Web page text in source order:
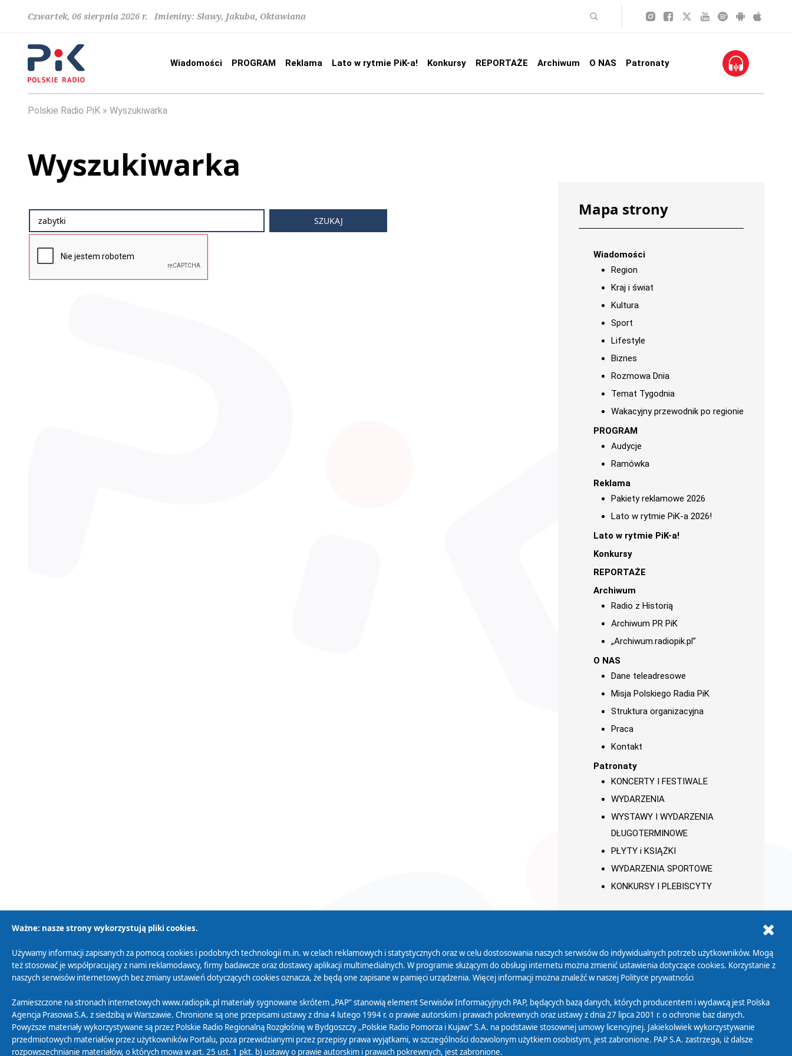
Czwartek, 06 sierpnia 2026 r. Imieniny: Sławy, Jakuba, Oktawiana
Wiadomości PROGRAM Reklama Lato w rytmie PiK-a! Konkursy REPORTAŻE Archiwum O NAS Patronaty
Polskie Radio PiK Wyszukiwarka
Wyszukiwarka
Mapa strony
Wiadomości
Region
Kraj i świat
Kultura
Sport
Lifestyle
Biznes
Rozmowa Dnia
Temat Tygodnia
Wakacyjny przewodnik po regionie
PROGRAM
Audycje
Ramówka
Reklama
Pakiety reklamowe 2026
Lato w rytmie PiK-a 2026!
Lato w rytmie PiK-a!
Konkursy
REPORTAŻE
Archiwum
Radio z Historią
Archiwum PR PiK
„Archiwum.radiopik.pl”
O NAS
Dane teleadresowe
Misja Polskiego Radia PiK
Struktura organizacyjna
Praca
Kontakt
Patronaty
KONCERTY I FESTIWALE
WYDARZENIA
WYSTAWY I WYDARZENIA
DŁUGOTERMINOWE
PŁYTY i KSIĄŻKI
WYDARZENIA SPORTOWE
KONKURSY I PLEBISCYTY
Polityka Prywatności Zasady korzystania z Serwisu
Organizacje Pożytku
Publicznego
Cyfryzacja DAB+
osobowych
Biuletyn Informacji
Publicznej
Ważne: nasze strony wykorzystują pliki cookies.
Używamy informacji zapisanych za pomocą cookies i podobnych technologii m.in. w celach reklamowych i statystycznych oraz w celu dostosowania naszych serwisów do indywidualnych potrzeb użytkowników. Mogą
też stosować je współpracujący z nami reklamodawcy, firmy badawcze oraz dostawcy aplikacji multimedialnych. W programie służącym do obsługi internetu można zmienić ustawienia dotyczące cookies. Korzystanie z
naszych serwisów internetowych bez zmiany ustawień dotyczących cookies oznacza, że będą one zapisane w pamięci urządzenia. Więcej informacji można znaleźć w naszej Polityce prywatności
Zamieszczone na stronach internetowych www.radiopik.pl materiały sygnowane skrótem „PAP” stanowią element Serwisów Informacyjnych PAP, będących bazą danych, których producentem i wydawcą jest Polska
Agencja Prasowa S.A. z siedzibą w Warszawie. Chronione są one przepisami ustawy z dnia 4 lutego 1994 r. o prawie autorskim i prawach pokrewnych oraz ustawy z dnia 27 lipca 2001 r. o ochronie baz danych.
Powyższe materiały wykorzystywane są przez Polskie Radio Regionalną Rozgłośnię w Bydgoszczy „Polskie Radio Pomorza i Kujaw” S.A. na podstawie stosownej umowy licencyjnej. Jakiekolwiek wykorzystywanie
przedmiotowych materiałów przez użytkowników Portalu, poza przewidzianymi przez przepisy prawa wyjątkami, w szczególności dozwolonym użytkiem osobistym, jest zabronione. PAP S.A. zastrzega, iż dalsze
rozpowszechnianie materiałów, o których mowa w art. 25 ust. 1 pkt. b) ustawy o prawie autorskim i prawach pokrewnych, jest zabronione.